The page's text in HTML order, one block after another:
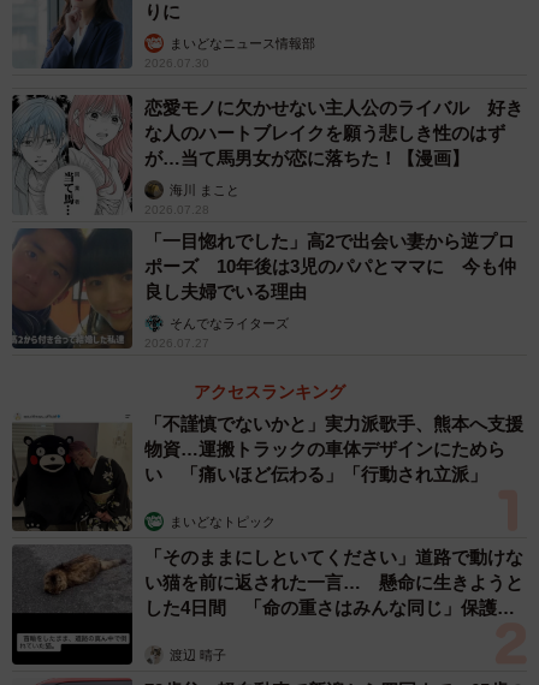
3/5
歩夢さんがななこさんの頬を指でつつき、仲睦まじいようす／ななこさ
ん（@ayunana_style）提供
りに
まいどなニュース情報部
2026.07.30
恋愛モノに欠かせない主人公のライバル 好き
な人のハートブレイクを願う悲しき性のはず
が…当て馬男女が恋に落ちた！【漫画】
海川 まこと
2026.07.28
「一目惚れでした」高2で出会い妻から逆プロ
ポーズ 10年後は3児のパパとママに 今も仲
良し夫婦でいる理由
そんでなライターズ
2026.07.27
アクセスランキング
「不謹慎でないかと」実力派歌手、熊本へ支援
物資…運搬トラックの車体デザインにためら
い 「痛いほど伝わる」「行動され立派」
まいどなトピック
「そのままにしといてください」道路で動けな
い猫を前に返された一言… 懸命に生きようと
した4日間 「命の重さはみんな同じ」保護団
渡辺 晴子